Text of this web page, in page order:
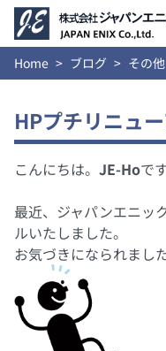
Home ブログ その他
HPプチリニュ
こんにちは。 JE-Hoで
最近、ジャパンエニッ
ルいたしました。
お気づきになられまし